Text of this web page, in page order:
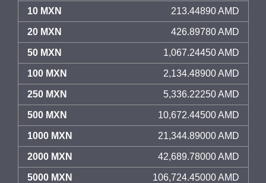
10 MXN 213.44890 AMD
20 MXN 426.89780 AMD
50 MXN 1,067.24450 AMD
100 MXN 2,134.48900 AMD
250 MXN 5,336.22250 AMD
500 MXN 10,672.44500 AMD
1000 MXN 21,344.89000 AMD
2000 MXN 42,689.78000 AMD
5000 MXN 106,724.45000 AMD